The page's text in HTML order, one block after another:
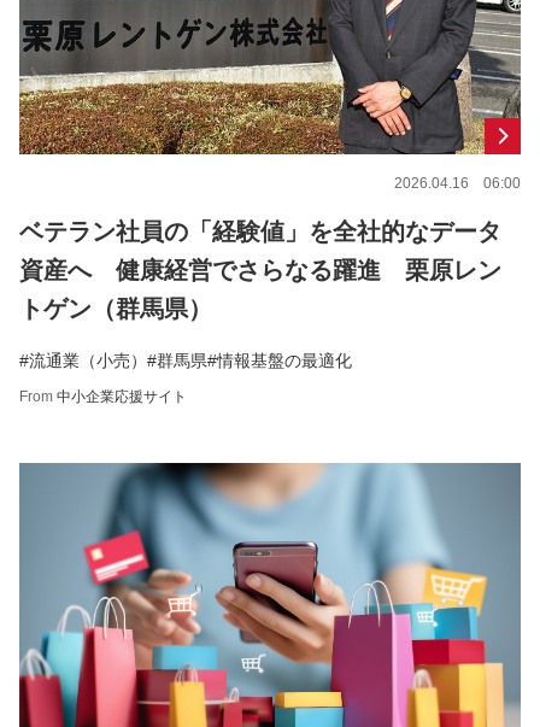
2026.04.16 06:00
ベテラン社員の「経験値」を全社的なデータ
資産へ 健康経営でさらなる躍進 栗原レン
トゲン（群馬県）
#流通業（小売） #群馬県#情報基盤の最適化
From 中小企業応援サイト